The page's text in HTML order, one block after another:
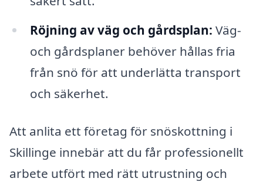
Röjning av väg och gårdsplan: Väg-
och gårdsplaner behöver hållas fria
från snö för att underlätta transport
och säkerhet.
Att anlita ett företag för snöskottning i
Skillinge innebär att du får professionellt
arbete utfört med rätt utrustning och